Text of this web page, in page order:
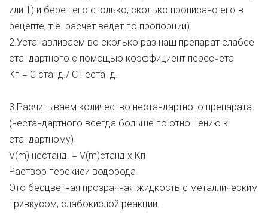
или 1) и берет его столько, сколько прописано его в
рецепте, т.е. расчет ведет по пропорции).
2.Устанавливаем во сколько раз наш препарат слабее
стандартного с помощью коэффициент пересчета
Кп = С станд./ С нестанд.
3.Расчитываем количество нестандартного препарата
(нестандартного всегда больше по отношению к
стандартному)
V(m) нестанд. = V(m)станд х Кп
Раствор перекиси водорода
Это бесцветная прозрачная жидкость с металлическим
привкусом, слабокислой реакции.